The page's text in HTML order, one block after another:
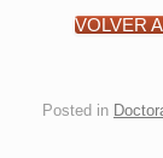
VOLVER
Posted in